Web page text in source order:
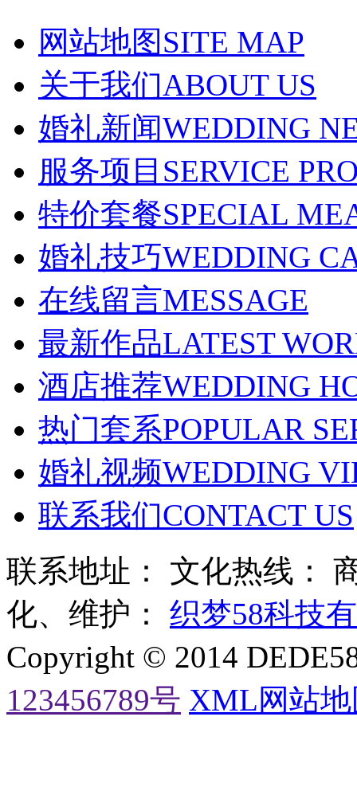
网站地图SITE MAP
关于我们ABOUT US
婚礼新闻WEDDING
服务项目 SERVICE
特价套餐SPECIAL
婚礼技巧WEDDING
在线留言MESSAGE
最新作品LATEST
酒店推荐WEDDING
热门套系POPULAR
婚礼视频WEDDING
联系我们CONTACT US
联系地址： 文化热线：
化、维护： 织梦58科技
Copyright © 2014
123456789号 XML网站